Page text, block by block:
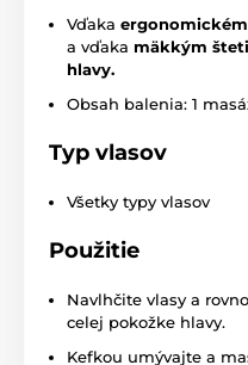
Vďaka
a vďaka mäkkým
hlavy.
Obsah balenia: 1
Typ vlasov
Všetky typy vlasov
Použitie
Navlhčite vlasy a
celej pokožke hlavy.
Kefkou umývajte a